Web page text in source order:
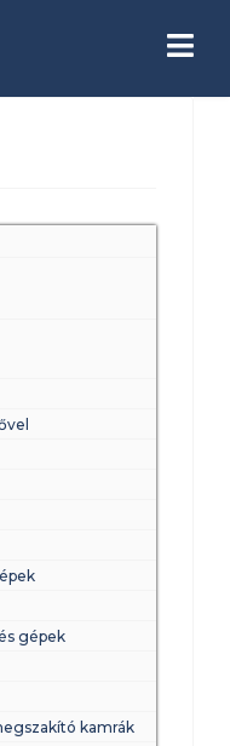
gépek
kamrák